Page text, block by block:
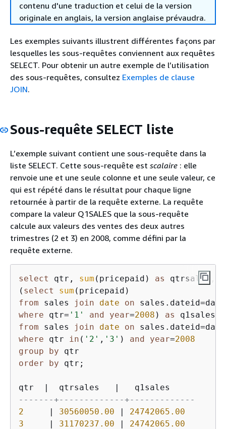
contenu d'une traduction et celui de la version
originale en anglais, la version anglaise prévaudra.
Les exemples suivants illustrent différentes façons par
lesquelles les sous-requêtes conviennent aux requêtes
SELECT. Pour obtenir un autre exemple de l’utilisation
des sous-requêtes, consultez Exemples de clause
JOIN.
Sous-requête SELECT liste
L’exemple suivant contient une sous-requête dans la
liste SELECT. Cette sous-requête est scalaire : elle
renvoie une et une seule colonne et une seule valeur, ce
qui est répété dans le résultat pour chaque ligne
retournée à partir de la requête externe. La requête
compare la valeur Q1SALES que la sous-requête
calcule aux valeurs des ventes des deux autres
trimestres (2 et 3) en 2008, comme défini par la
requête externe.
select qtr, sum (pricepaid) as
qtrsales,
( select sum
from sales join date on sales.dateid=
where qtr= '1' and year=2008 ) as
from sales join date on sales.dateid=
where qtr in ( '2' , '3' ) and year=2008
group
by
order
by qtr;
qtr |
  qtrsales
|
-------+-------------+-------------
2
| 30560050.00 |
24742065.00
3
| 31170237.00 |
24742065.00